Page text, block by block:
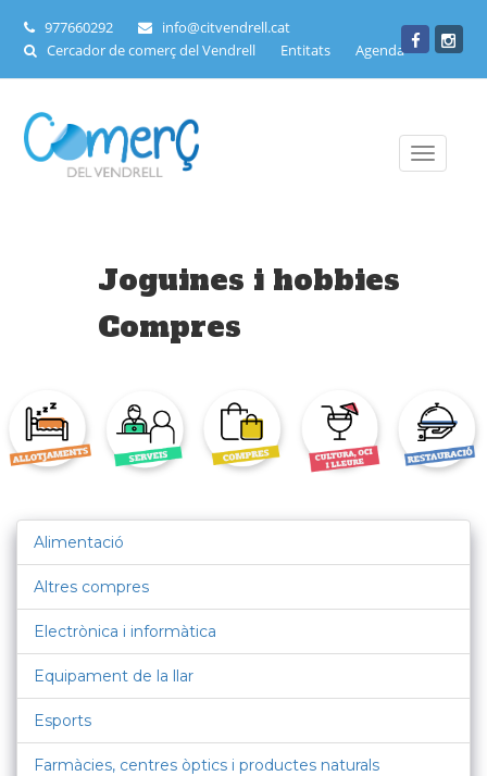
977660292
info@citvendrell.cat
Cercador de comerç del Vendrell
Entitats Agenda
Toggle
Joguines i hobbies
Compres
Alimentació
Altres compres
Electrònica i informàtica
Equipament de la llar
Esports
Farmàcies, centres òptics i productes naturals